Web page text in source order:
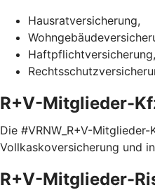
Hausratversicherung,
Haftpflichtversicherung,
R+V-Mitglieder-
Die #VRNW_R+V-
Vollkaskoversicherung und
R+V-Mitglieder-